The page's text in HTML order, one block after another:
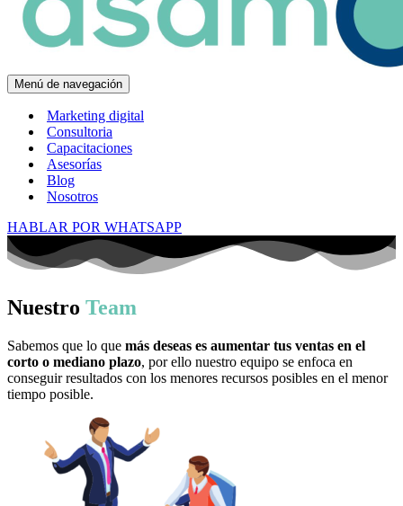
Menú de navegación
Marketing digital
Consultoria
Capacitaciones
Asesorías
Blog
Nosotros
HABLAR POR WHATSAPP
Nuestro Team
Sabemos que lo que más deseas es aumentar tus ventas en el
corto o mediano plazo, por ello nuestro equipo se enfoca en
conseguir resultados con los menores recursos posibles en el menor
tiempo posible.